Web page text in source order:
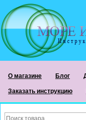
О магазине Блог
Заказать инструкцию